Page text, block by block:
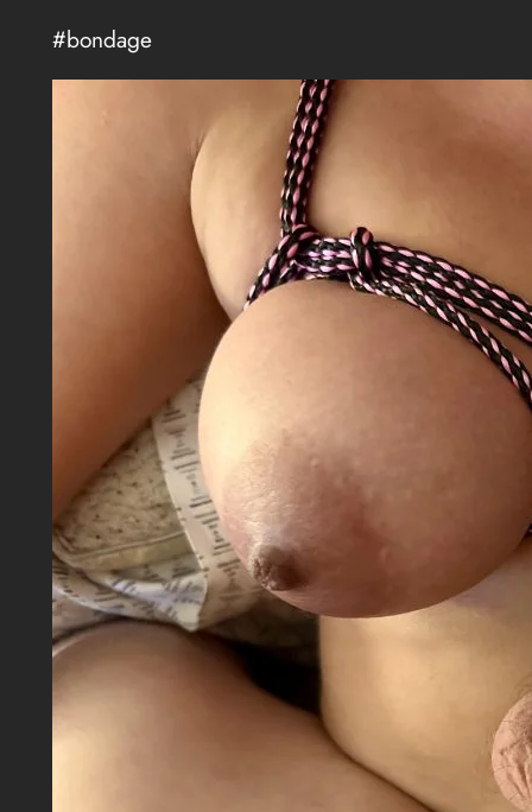
#bondage